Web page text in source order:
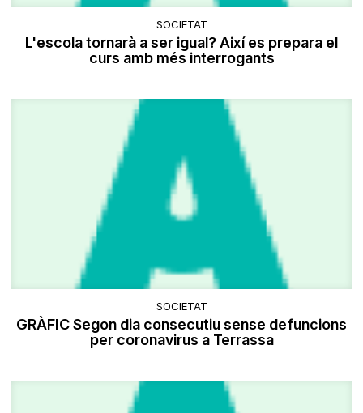
SOCIETAT
L'escola tornarà a ser igual? Així es prepara el
curs amb més interrogants
SOCIETAT
GRÀFIC Segon dia consecutiu sense defuncions
per coronavirus a Terrassa